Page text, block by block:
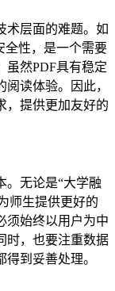
术层面的难题。如
全性，是一个需要
虽然PDF具有稳定
读体验。因此，
，提供更加友好的
。无论是“大学融
师生提供更好的
须始终以用户为中
时，也要注重数据
到妥善处理。